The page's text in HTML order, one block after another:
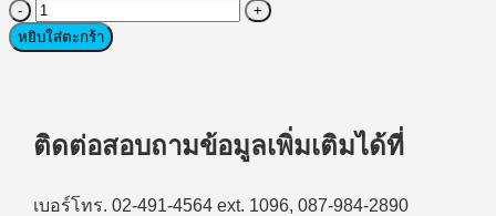
จำนวน
Dell
Thai
MH39N
with
keys
หยิบใส่ตะกร้า
ติดต่อสอบถามข้อมูลเพิ่มเติมได้ที่
เบอร์โทร. 02-491-4564 ext. 1096, 087-984-2890